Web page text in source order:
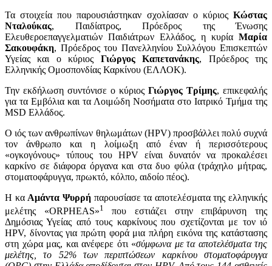
Τα στοιχεία που παρουσιάστηκαν σχολίασαν ο κύριος Κώστας
Νταλούκας, Παιδίατρος, Πρόεδρος της Ένωσης
Ελευθεροεπαγγελματιών Παιδιάτρων Ελλάδος, η κυρία Μαρία
Σακουφάκη, Πρόεδρος του Πανελληνίου Συλλόγου Επισκεπτών
Υγείας και ο κύριος Γιώργος Καπετανάκης, Πρόεδρος της
Ελληνικής Ομοσπονδίας Καρκίνου (ΕΛΛΟΚ).
Την εκδήλωση συντόνισε ο κύριος Γιώργος Τρίμης, επικεφαλής
για τα Εμβόλια και τα Λοιμώδη Νοσήματα στο Ιατρικό Τμήμα της
MSD Ελλάδος.
Ο ιός των ανθρωπίνων θηλωμάτων (HPV) προσβάλλει πολύ συχνά
τον άνθρωπο και η λοίμωξη από έναν ή περισσότερους
«ογκογόνους» τύπους του HPV είναι δυνατόν να προκαλέσει
καρκίνο σε διάφορα όργανα και στα δυο φύλα (τράχηλο μήτρας,
στοματοφάρυγγα, πρωκτό, κόλπο, αιδοίο πέος).
Η κα Αμάντα Ψυρρή παρουσίασε τα αποτελέσματα της ελληνικής
μελέτης «ORPHEAS»1
που εστιάζει στην επιβάρυνση της
Δημόσιας Υγείας από τους καρκίνους που σχετίζονται με τον ιό
HPV, δίνοντας για πρώτη φορά μια πλήρη εικόνα της κατάστασης
στη χώρα μας, και ανέφερε ότι «σύμφωνα με τα αποτελέσματα της
μελέτης, το 52% των περιπτώσεων καρκίνου στοματοφάρυγγα